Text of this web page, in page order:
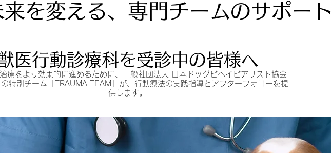
を変える、専門チームのサポート
医行動診療科を受診中の皆様へ
療をより効果的に進めるために、一般社団法人 日本ドッグビヘイビアリスト協会
の特別チーム「TRAUMA TEAM」が、行動療法の実践指導とアフターフォローを提
供します。